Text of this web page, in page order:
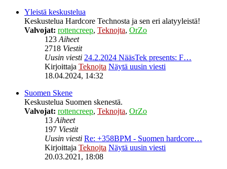
Yleistä keskustelua
Keskustelua Hardcore Technosta ja sen eri alatyyleistä!
Valvojat: rottencreep, Teknojta, OrZo
123Aiheet
2718 Viestit
Uusin viesti 24.2.2024 NääsTek presents: F…
Kirjoittaja Teknojta Näytä uusin viesti
18.04.2024, 14:32
Suomen Skene
Keskustelua Suomen skenestä.
Valvojat: rottencreep, Teknojta, OrZo
13Aiheet
197 Viestit
Uusin viesti Re: +358BPM - Suomen hardcore…
Kirjoittaja Teknojta Näytä uusin viesti
20.03.2021, 18:08